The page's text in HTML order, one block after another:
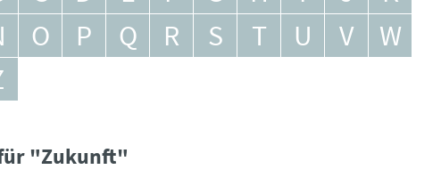
O P Q R S T U V
W
"Zukunft"